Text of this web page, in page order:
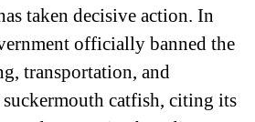
taken decisive action. In
officially banned the
transportation, and
catfish, citing its